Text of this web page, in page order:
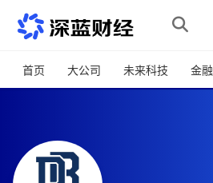
跳转到主内容
首页 大公司 未来科技 金融